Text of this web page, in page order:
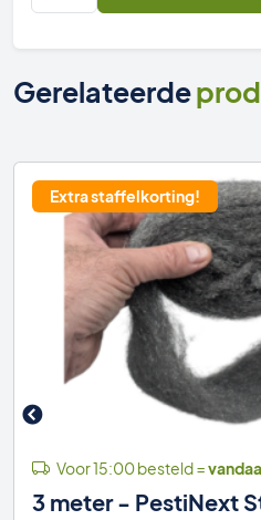
PestiNext
muizen
Gerelateerde
Extra staffelkorting!
Voor 15:00 besteld =
3 meter - PestiNext